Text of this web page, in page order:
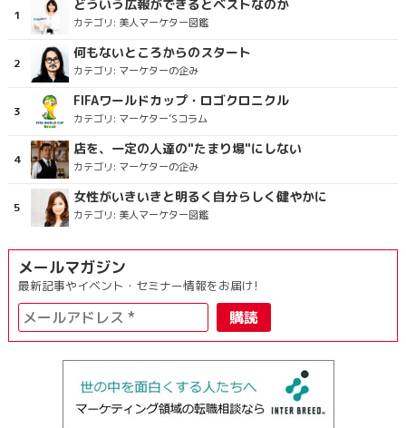
どういう広報ができるとベストなのか
カテゴリ: 美人マーケター図鑑
何もないところからのスタート
カテゴリ: マーケターの企み
FIFAワールドカップ・ロゴクロニクル
カテゴリ: マーケター’Sコラム
店を、一定の人達の"たまり場"にしない
カテゴリ: マーケターの企み
女性がいきいきと明るく自分らしく健やかに
カテゴリ: 美人マーケター図鑑
メールマガジン
最新記事やイベント・セミナー情報をお届け!